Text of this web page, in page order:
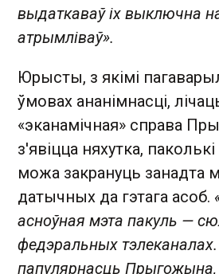
выдаткаваў іх выключна
атрымліваў».
Юрысты, з якімі
ўмовах ананімнасці,
«эканамічная» справа
з'явіцца няхутка,
можа закрануць занадта
датычных да гэтага асоб.
асноўная мэта пакуль —
федэральных
папулярнасць Прыгожына,